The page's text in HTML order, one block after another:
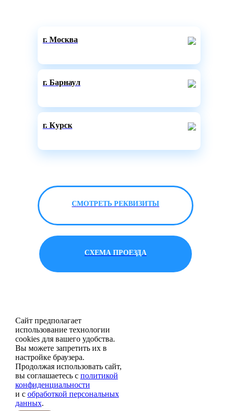
г. Москва
г. Барнаул
г. Курск
СМОТРЕТЬ РЕКВИЗИТЫ
СХЕМА ПРОЕЗДА
Сайт предполагает
использование технологии
cookies для вашего удобства.
Вы можете запретить их в
настройке браузера.
Продолжая использовать сайт,
вы соглашаетесь с политикой
конфиденциальности
и с обработкой персональных
данных.